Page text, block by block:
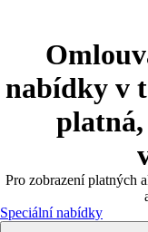
nabídky v
Pro zobrazení platných
Speciální nabídky